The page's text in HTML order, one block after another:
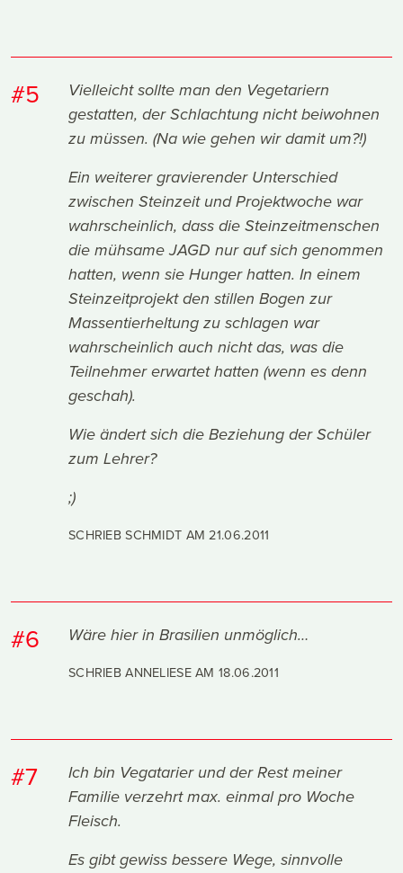
#5
Vielleicht sollte man den Vegetariern
gestatten, der Schlachtung nicht beiwohnen
zu müssen. (Na wie gehen wir damit um?!)
Ein weiterer gravierender Unterschied
zwischen Steinzeit und Projektwoche war
wahrscheinlich, dass die Steinzeitmenschen
die mühsame JAGD nur auf sich genommen
hatten, wenn sie Hunger hatten. In einem
Steinzeitprojekt den stillen Bogen zur
Massentierheltung zu schlagen war
wahrscheinlich auch nicht das, was die
Teilnehmer erwartet hatten (wenn es denn
geschah).
Wie ändert sich die Beziehung der Schüler
zum Lehrer?
;)
SCHRIEB SCHMIDT AM21.06.2011
#6 Wäre hier in Brasilien unmöglich…
SCHRIEB ANNELIESE AM18.06.2011
#7
Ich bin Vegatarier und der Rest meiner
Familie verzehrt max. einmal pro Woche
Fleisch.
Es gibt gewiss bessere Wege, sinnvolle